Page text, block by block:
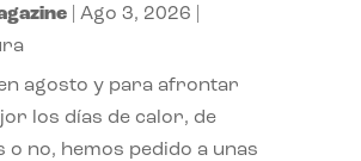
| Ago 3, 2026
agosto y para afrontar
los días de calor, de
o no, hemos pedido a unas